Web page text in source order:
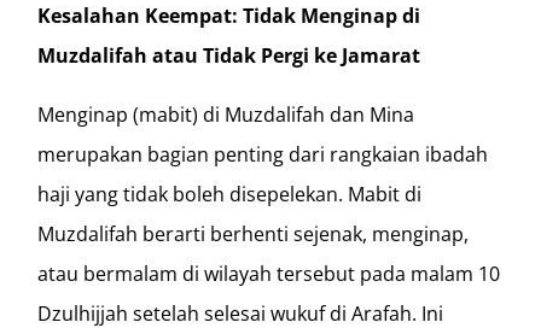
Kesalahan Keempat: Tidak Menginap di
Muzdalifah atau Tidak Pergi ke Jamarat
Menginap (mabit) di Muzdalifah dan Mina
merupakan bagian penting dari rangkaian ibadah
haji yang tidak boleh disepelekan. Mabit di
Muzdalifah berarti berhenti sejenak, menginap,
atau bermalam di wilayah tersebut pada malam 10
Dzulhijjah setelah selesai wukuf di Arafah. Ini